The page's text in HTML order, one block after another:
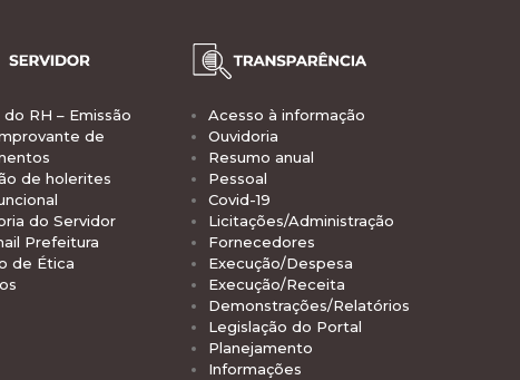
RH – Emissão
de
de holerites
do Servidor
Prefeitura
de Ética
Acesso à informação
Ouvidoria
Resumo anual
Pessoal
Covid-19
Licitações/Administração
Fornecedores
Execução/Despesa
Execução/Receita
Demonstrações/Relatórios
Legislação do Portal
Planejamento
Informações